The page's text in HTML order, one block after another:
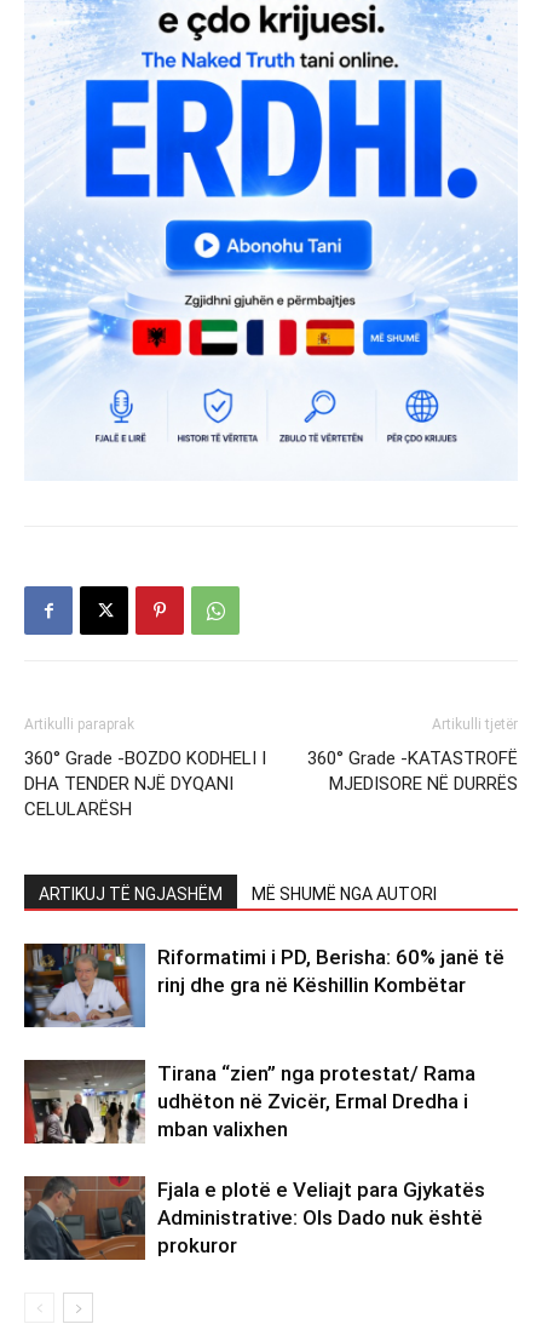
Artikulli paraprak
360° Grade -BOZDO KODHELI I
DHA TENDER NJË DYQANI
CELULARËSH
Artikulli tjetër
360° Grade -KATASTROFË
MJEDISORE NË DURRËS
ARTIKUJ TË NGJASHËM MË SHUMË NGA AUTORI
Riformatimi i PD, Berisha: 60% janë të
rinj dhe gra në Këshillin Kombëtar
Tirana “zien” nga protestat/ Rama
udhëton në Zvicër, Ermal Dredha i
mban valixhen
Fjala e plotë e Veliajt para Gjykatës
Administrative: Ols Dado nuk është
prokuror